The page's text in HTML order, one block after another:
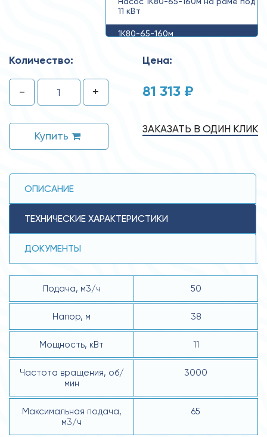
11 кВт
1К80-65-160м
Количество:
- +
Купить
Цена:
81 313 ₽
ЗАКАЗАТЬ В ОДИН КЛИК
ОПИСАНИЕ
ТЕХНИЧЕСКИЕ ХАРАКТЕРИСТИКИ
ДОКУМЕНТЫ
Подача, м3/ч 50
Напор, м 38
Мощность, кВт 11
Частота вращения, об/
мин
3000
Максимальная подача,
м3/ч
65